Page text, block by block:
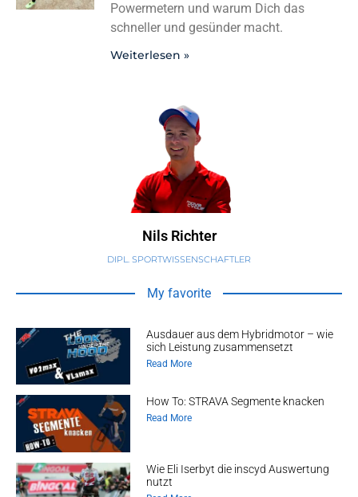
Powermetern und warum Dich das
schneller und gesünder macht.
Weiterlesen »
Nils Richter
DIPL. SPORTWISSENSCHAFTLER
My favorite
Ausdauer aus dem Hybridmotor – wie
sich Leistung zusammensetzt
Read More
How To: STRAVA Segmente knacken
Read More
Wie Eli Iserbyt die inscyd Auswertung
nutzt